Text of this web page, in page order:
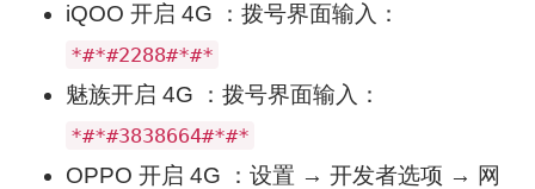
iQOO 开启 4G ：拨号界面输入：
*#*#2288#*#*
魅族开启 4G ：拨号界面输入：
*#*#3838664#*#*
OPPO 开启 4G ：设置 → 开发者选项 → 网